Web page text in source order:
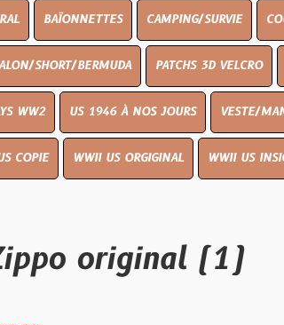
CAMPING/SURVIE COUTELLERIE
PATCHS 3D VELCRO PEINTURE
1946 À NOS JOURS VESTE/MANTEAU
US ORGIGINAL WWII US INSIGNES
original (1)